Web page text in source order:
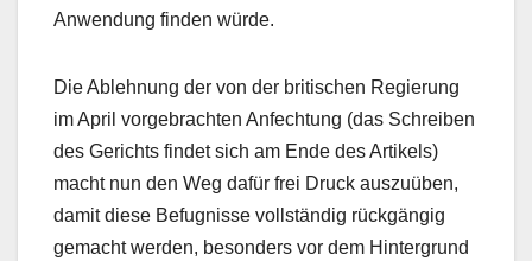
Anwendung finden würde.
Die Ablehnung der von der britischen Regierung
im April vorgebrachten Anfechtung (das Schreiben
des Gerichts findet sich am Ende des Artikels)
macht nun den Weg dafür frei Druck auszuüben,
damit diese Befugnisse vollständig rückgängig
gemacht werden, besonders vor dem Hintergrund